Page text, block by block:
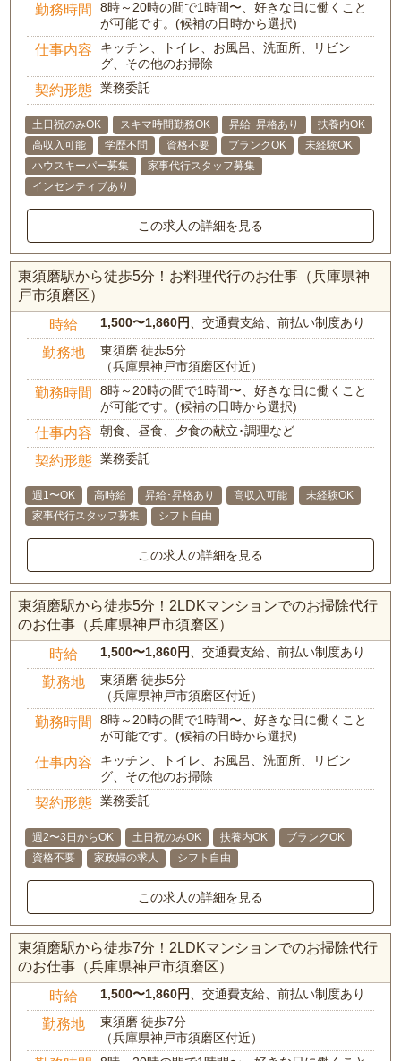
勤務時間
8時～20時の間で1時間〜、好きな日に働くこと
が可能です。(候補の日時から選択)
仕事内容
キッチン、トイレ、お風呂、洗面所、リビン
グ、その他のお掃除
契約形態 業務委託
土日祝のみOK スキマ時間勤務OK 昇給･昇格あり
扶養内OK
高収入可能
学歴不問 資格不要 ブランクOK
未経験OK
ハウスキーパー募集
家事代行スタッフ募集
インセンティブあり
この求人の詳細を見る
東須磨駅から徒歩5分！お料理代行のお仕事（兵庫県神
戸市須磨区）
時給 1,500〜1,860円 、交通費支給、前払い制度あり
勤務地
東須磨 徒歩5分
（兵庫県神戸市須磨区付近）
勤務時間
8時～20時の間で1時間〜、好きな日に働くこと
が可能です。(候補の日時から選択)
仕事内容 朝食、昼食、夕食の献立･調理など
契約形態 業務委託
週1〜OK 高時給 昇給･昇格あり 高収入可能
未経験OK
家事代行スタッフ募集
シフト自由
この求人の詳細を見る
東須磨駅から徒歩5分！2LDKマンションでのお掃除代行
のお仕事（兵庫県神戸市須磨区）
時給 1,500〜1,860円 、交通費支給、前払い制度あり
勤務地
東須磨 徒歩5分
（兵庫県神戸市須磨区付近）
勤務時間
8時～20時の間で1時間〜、好きな日に働くこと
が可能です。(候補の日時から選択)
仕事内容
キッチン、トイレ、お風呂、洗面所、リビン
グ、その他のお掃除
契約形態 業務委託
週2〜3日からOK 土日祝のみOK 扶養内OK
ブランクOK
資格不要
家政婦の求人 シフト自由
この求人の詳細を見る
東須磨駅から徒歩7分！2LDKマンションでのお掃除代行
のお仕事（兵庫県神戸市須磨区）
時給 1,500〜1,860円 、交通費支給、前払い制度あり
勤務地
東須磨 徒歩7分
（兵庫県神戸市須磨区付近）